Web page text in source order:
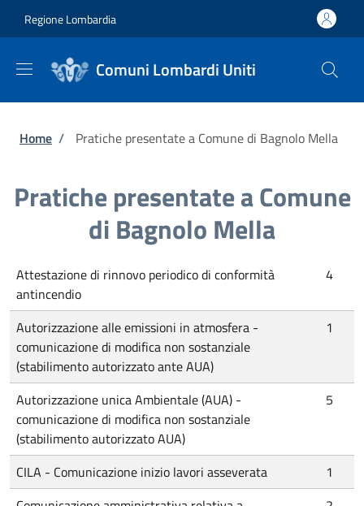
Regione Lombardia
Comuni Lombardi Uniti
Briciole di pane
Home / Pratiche presentate a Comune di Bagnolo Mella
Pratiche presentate a Comune
di Bagnolo Mella
Attestazione di rinnovo periodico di conformità
antincendio
4
Autorizzazione alle emissioni in atmosfera -
comunicazione di modifica non sostanziale
(stabilimento autorizzato ante AUA)
1
Autorizzazione unica Ambientale (AUA) -
comunicazione di modifica non sostanziale
(stabilimento autorizzato AUA)
5
CILA - Comunicazione inizio lavori asseverata
1